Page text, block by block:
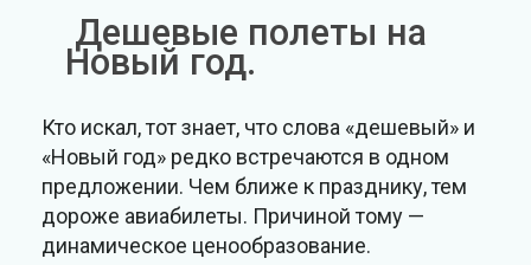
Дешевые полеты на
Новый год.
Кто искал, тот знает, что слова «дешевый» и
«Новый год» редко встречаются в одном
предложении. Чем ближе к празднику, тем
дороже авиабилеты. Причиной тому —
динамическое ценообразование.